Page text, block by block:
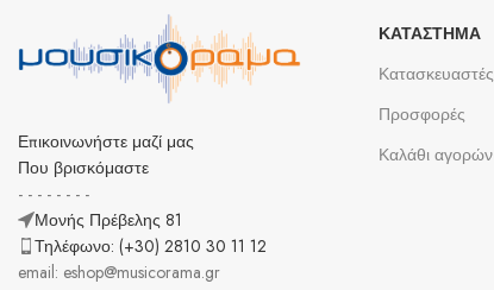
Επικοινωνήστε μαζί μας
Που βρισκόμαστε
- - - - - - - -
Μονής Πρέβελης 81
Τηλέφωνο: (+30) 2810 30 11 12
email: eshop@musicorama.gr
ΚΑΤΆΣΤΗΜΑ
Κατασκευαστές
Προσφορές
Καλάθι αγορών